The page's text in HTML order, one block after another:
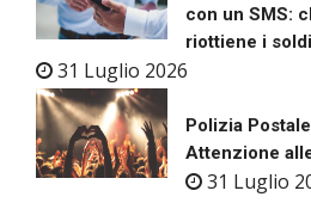
con un SMS:
riottiene i
31 Luglio 2026
Polizia
Attenzione
31 Luglio